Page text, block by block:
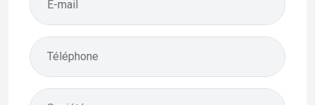
E-mail
Téléphone